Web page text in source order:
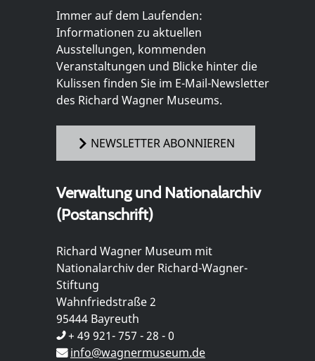
Immer auf dem Laufenden:
Informationen zu aktuellen
Ausstellungen, kommenden
Veranstaltungen und Blicke hinter die
Kulissen finden Sie im E-Mail-Newsletter
des Richard Wagner Museums.
NEWSLETTER ABONNIEREN
Verwaltung und Nationalarchiv
(Postanschrift)
Richard Wagner Museum mit
Nationalarchiv der Richard-Wagner-
Stiftung
Wahnfriedstraße 2
95444 Bayreuth
+ 49 921- 757 - 28 - 0
info@wagnermuseum.de